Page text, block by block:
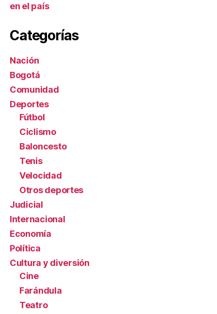
en el país
Categorías
Nación
Bogotá
Comunidad
Deportes
Fútbol
Ciclismo
Baloncesto
Tenis
Velocidad
Otros deportes
Judicial
Internacional
Economía
Política
Cultura y diversión
Cine
Farándula
Teatro